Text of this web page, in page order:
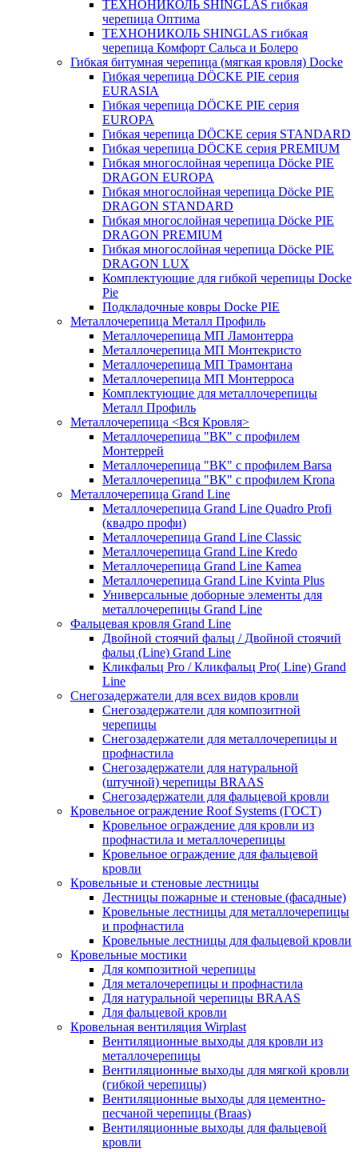
ТЕХНОНИКОЛЬ SHINGLAS гибкая
черепица Оптима
ТЕХНОНИКОЛЬ SHINGLAS гибкая
черепица Комфорт Сальса и Болеро
Гибкая битумная черепица (мягкая кровля) Docke
Гибкая черепица DÖCKE PIE серия
EURASIA
Гибкая черепица DÖCKE PIE серия
EUROPA
Гибкая черепица DÖCKE серия STANDARD
Гибкая черепица DÖCKE серия PREMIUM
Гибкая многослойная черепица Döcke PIE
DRAGON EUROPA
Гибкая многослойная черепица Döcke PIE
DRAGON STANDARD
Гибкая многослойная черепица Döcke PIE
DRAGON PREMIUM
Гибкая многослойная черепица Döcke PIE
DRAGON LUX
Комплектующие для гибкой черепицы Docke
Pie
Подкладочные ковры Docke PIE
Металлочерепица Металл Профиль
Металлочерепица МП Ламонтерра
Металлочерепица МП Монтекристо
Металлочерепица МП Трамонтана
Металлочерепица МП Монтерроса
Комплектующие для металлочерепицы
Металл Профиль
Металлочерепица <Вся Кровля>
Металлочерепица "ВК" с профилем
Монтеррей
Металлочерепица "ВК" с профилем Barsa
Металлочерепица "ВК" с профилем Krona
Металлочерепица Grand Line
Металлочерепица Grand Line Quadro Profi
(квадро профи)
Металлочерепица Grand Line Classic
Металлочерепица Grand Line Kredo
Металлочерепица Grand Line Kamea
Металлочерепица Grand Line Kvinta Plus
Универсальные доборные элементы для
металлочерепицы Grand Line
Фальцевая кровля Grand Line
Двойной стоячий фальц / Двойной стоячий
фальц (Line) Grand Line
Кликфальц Pro / Кликфальц Pro( Line) Grand
Line
Снегозадержатели для всех видов кровли
Снегозадержатели для композитной
черепицы
Снегозадержатели для металлочерепицы и
профнастила
Снегозадержатели для натуральной
(штучной) черепицы BRAAS
Снегозадержатели для фальцевой кровли
Кровельное ограждение Roof Systems (ГОСТ)
Кровельное ограждение для кровли из
профнастила и металлочерепицы
Кровельное ограждение для фальцевой
кровли
Кровельные и стеновые лестницы
Лестницы пожарные и стеновые (фасадные)
Кровельные лестницы для металлочерепицы
и профнастила
Кровельные лестницы для фальцевой кровли
Кровельные мостики
Для композитной черепицы
Для металочерепицы и профнастила
Для натуральной черепицы BRAAS
Для фальцевой кровли
Кровельная вентиляция Wirplast
Вентиляционные выходы для кровли из
металлочерепицы
Вентиляционные выходы для мягкой кровли
(гибкой черепицы)
Вентиляционные выходы для цементно-
песчаной черепицы (Braas)
Вентиляционные выходы для фальцевой
кровли